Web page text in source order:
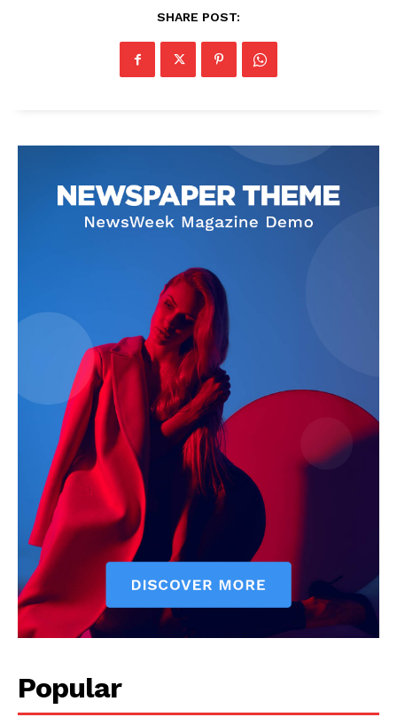
SHARE POST:
Popular